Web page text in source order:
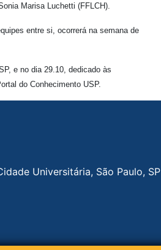
Marisa Luchetti (FFLCH).
entre si, ocorrerá na semana de
e no dia 29.10, dedicado às
do Conhecimento USP.
Universitária, São Paulo, SP